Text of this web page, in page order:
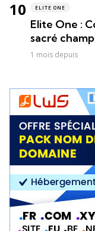
ELITE ONE
Elite One :
sacré
1 mois depuis